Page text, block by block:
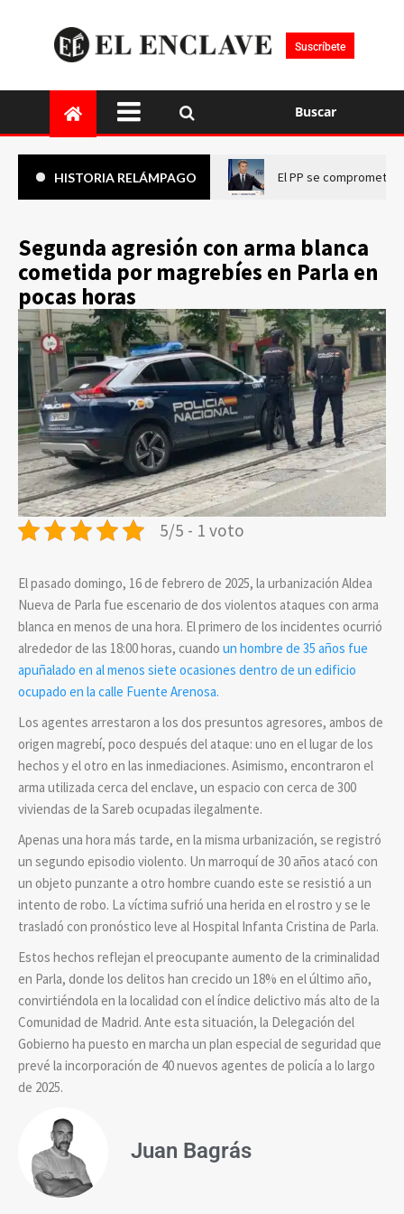
Suscríbete
Buscar
HISTORIA RELÁMPAGO El PP se compromete
Segunda agresión con arma blanca
cometida por magrebíes en Parla en
pocas horas
5/5 - 1 voto
El pasado domingo, 16 de febrero de 2025, la urbanización Aldea
Nueva de Parla fue escenario de dos violentos ataques con arma
blanca en menos de una hora. El primero de los incidentes ocurrió
alrededor de las 18:00 horas, cuando un hombre de 35 años fue
apuñalado en al menos siete ocasiones dentro de un edificio
ocupado en la calle Fuente Arenosa.
Los agentes arrestaron a los dos presuntos agresores, ambos de
origen magrebí, poco después del ataque: uno en el lugar de los
hechos y el otro en las inmediaciones. Asimismo, encontraron el
arma utilizada cerca del enclave, un espacio con cerca de 300
viviendas de la Sareb ocupadas ilegalmente.
Apenas una hora más tarde, en la misma urbanización, se registró
un segundo episodio violento. Un marroquí de 30 años atacó con
un objeto punzante a otro hombre cuando este se resistió a un
intento de robo. La víctima sufrió una herida en el rostro y se le
trasladó con pronóstico leve al Hospital Infanta Cristina de Parla.
Estos hechos reflejan el preocupante aumento de la criminalidad
en Parla, donde los delitos han crecido un 18% en el último año,
convirtiéndola en la localidad con el índice delictivo más alto de la
Comunidad de Madrid. Ante esta situación, la Delegación del
Gobierno ha puesto en marcha un plan especial de seguridad que
prevé la incorporación de 40 nuevos agentes de policía a lo largo
de 2025.
Juan Bagrás